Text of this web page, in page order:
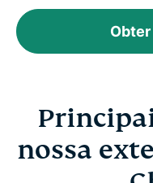
Obter
nossa